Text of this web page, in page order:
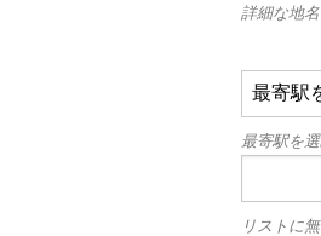
詳細な地
最寄駅を
リストに